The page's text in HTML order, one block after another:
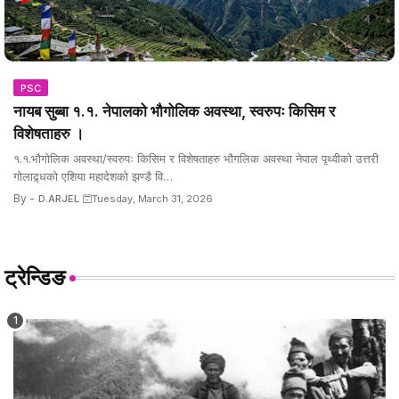
PSC
नायब सुब्बा १.१. नेपालको भौगोलिक अवस्था, स्वरुपः किसिम र
विशेषताहरु ।
१.१.भौगोलिक अवस्था/स्वरुपः किसिम र विशेषताहरु भौगलिक अवस्था नेपाल पृथ्वीको उत्तरी
गोलाद्र्धको एशिया महादेशको झण्डै वि…
By - D.ARJEL Tuesday, March 31, 2026
ट्रेन्डिङ